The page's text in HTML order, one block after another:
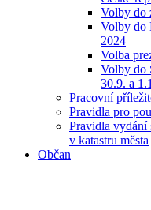
Volby do
Volby do
2024
Volba
Volby do
30.9. a
Pracovní
Pravidla pro
Pravidla vydání
v katastru města
Občan